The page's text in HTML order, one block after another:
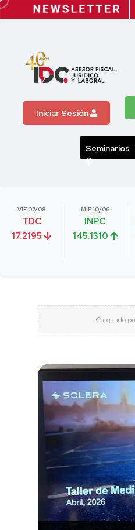
Iniciar Sesión
Seminarios
VIE 07/08
TDC
17.2195
MIE 10/06
INPC
145.1310